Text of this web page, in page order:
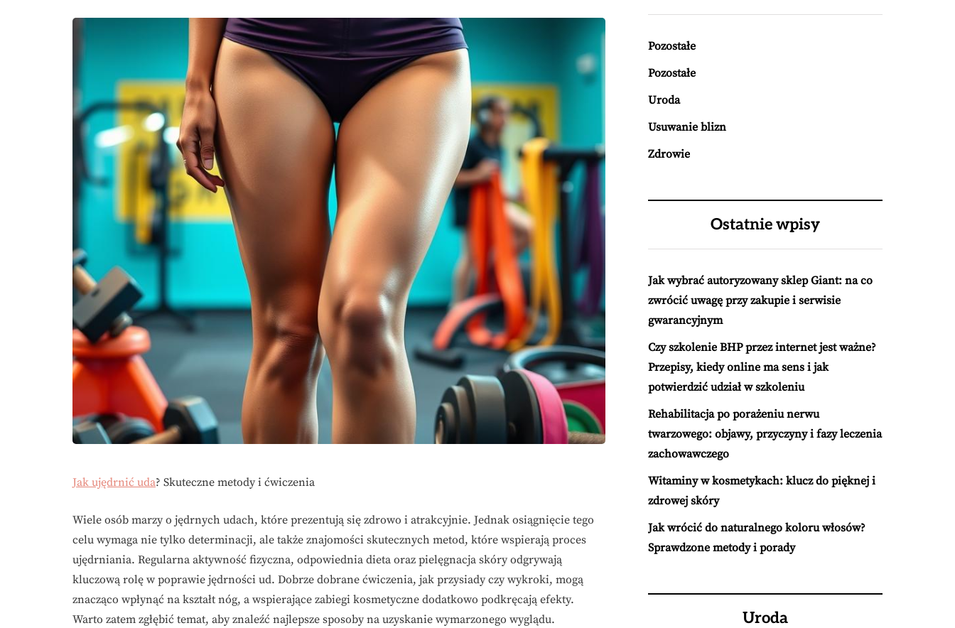
Jak ujędrnić uda? Skuteczne metody i ćwiczenia
Wiele osób marzy o jędrnych udach, które prezentują się zdrowo i atrakcyjnie. Jednak osiągnięcie tego
celu wymaga nie tylko determinacji, ale także znajomości skutecznych metod, które wspierają proces
ujędrniania. Regularna aktywność fizyczna, odpowiednia dieta oraz pielęgnacja skóry odgrywają
kluczową rolę w poprawie jędrności ud. Dobrze dobrane ćwiczenia, jak przysiady czy wykroki, mogą
znacząco wpłynąć na kształt nóg, a wspierające zabiegi kosmetyczne dodatkowo podkręcają efekty.
Warto zatem zgłębić temat, aby znaleźć najlepsze sposoby na uzyskanie wymarzonego wyglądu.
Pozostałe
Pozostałe
Uroda
Usuwanie blizn
Zdrowie
Ostatnie wpisy
Jak wybrać autoryzowany sklep Giant: na co
zwrócić uwagę przy zakupie i serwisie
gwarancyjnym
Czy szkolenie BHP przez internet jest ważne?
Przepisy, kiedy online ma sens i jak
potwierdzić udział w szkoleniu
Rehabilitacja po porażeniu nerwu
twarzowego: objawy, przyczyny i fazy leczenia
zachowawczego
Witaminy w kosmetykach: klucz do pięknej i
zdrowej skóry
Jak wrócić do naturalnego koloru włosów?
Sprawdzone metody i porady
Uroda